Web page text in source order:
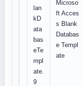
lan
kD
ata
bas
eTe
mpl
ate.
9
Microso
ft Acces
s Blank
Databas
e Templ
ate